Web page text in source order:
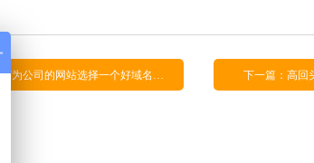
上一篇：网站域名-如何为公司的网站选择一个好域名呢？ ← 下一篇：高回